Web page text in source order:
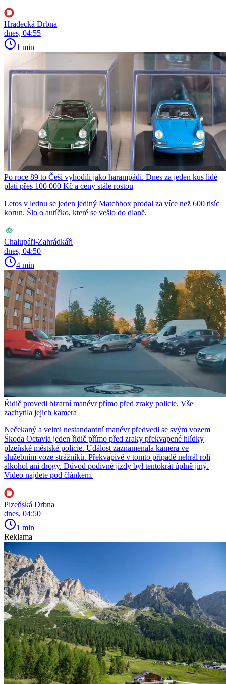
Hradecká Drbna
dnes, 04:55
1 min
Po roce 89 to Češi vyhodili jako harampádí. Dnes za jeden kus lidé
platí přes 100 000 Kč a ceny stále rostou
Letos v lednu se jeden jediný Matchbox prodal za více než 600 tisíc
korun. Šlo o autíčko, které se vešlo do dlaně.
Chalupáři-Zahrádkáři
dnes, 04:50
4 min
Řidič provedl bizarní manévr přímo před zraky policie. Vše
zachytila jejich kamera
Nečekaný a velmi nestandardní manévr předvedl se svým vozem
Škoda Octavia jeden řidič přímo před zraky překvapené hlídky
plzeňské městské policie. Událost zaznamenala kamera ve
služebním voze strážníků. Překvapivě v tomto případě nehrál roli
alkohol ani drogy. Důvod podivné jízdy byl tentokrát úplně jiný.
Video najdete pod článkem.
Plzeňská Drbna
dnes, 04:50
1 min
Reklama